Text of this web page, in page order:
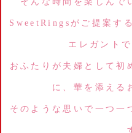
SweetRingsがご提案す
エレガント
おふたりが夫婦として初
に、華を添える
そのような思いで一つ一